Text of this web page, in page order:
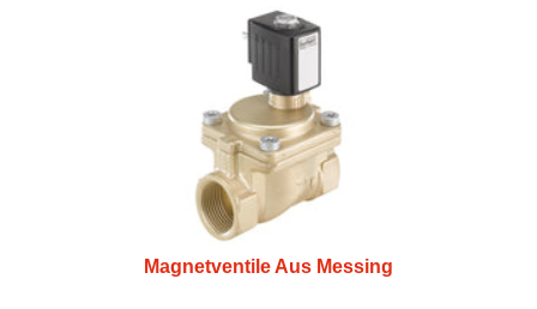
Magnetventile Aus Messing